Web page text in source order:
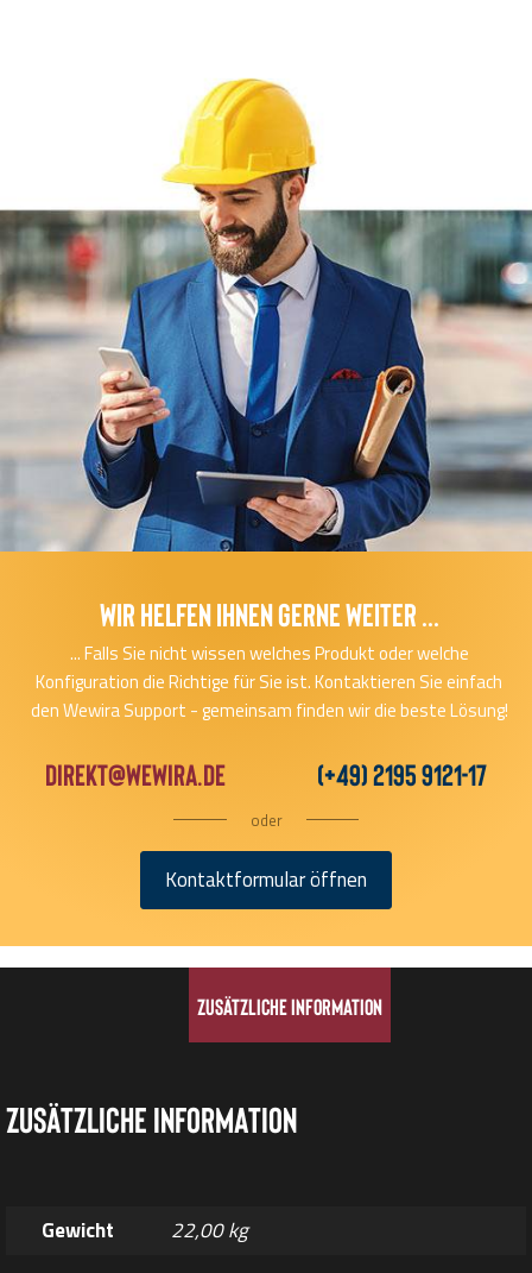
Wir helfen Ihnen gerne Weiter ...
... Falls Sie nicht wissen welches Produkt oder welche
Konfiguration die Richtige für Sie ist. Kontaktieren Sie einfach
den Wewira Support - gemeinsam finden wir die beste Lösung!
direkt@wewira.de (+49) 2195 9121-17
oder
Kontaktformular öffnen
Zusätzliche Information
Zusätzliche Information
Gewicht 22,00 kg